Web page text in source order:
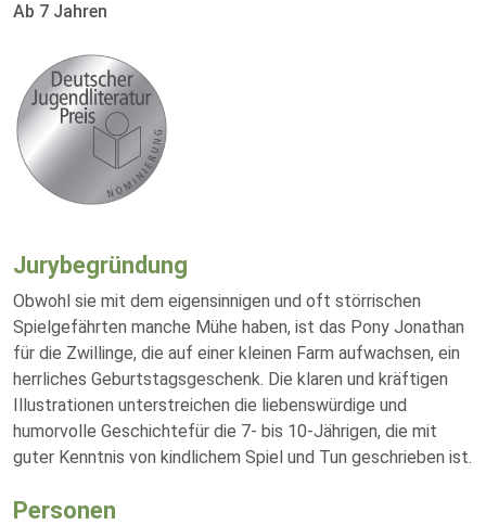
Ab 7 Jahren
Jurybegründung
Obwohl sie mit dem eigensinnigen und oft störrischen
Spielgefährten manche Mühe haben, ist das Pony Jonathan
für die Zwillinge, die auf einer kleinen Farm aufwachsen, ein
herrliches Geburtstagsgeschenk. Die klaren und kräftigen
Illustrationen unterstreichen die liebenswürdige und
humorvolle Geschichtefür die 7- bis 10-Jährigen, die mit
guter Kenntnis von kindlichem Spiel und Tun geschrieben ist.
Personen